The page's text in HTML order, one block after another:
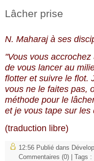
Lâcher prise
N. Maharaj à ses
"Vous vous
de vous lancer au
flotter et suivre le flot.
vous ne le faites pas,
méthode pour le
et je vous tape sur
(traduction libre)
12:56 Publié dans
Commentaires (0) | Tags :